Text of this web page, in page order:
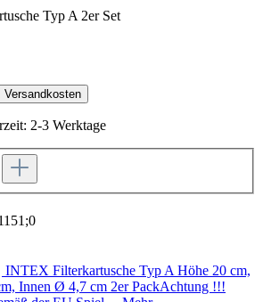
2-3 Werktage
INTEX Filterkartusche Typ A Höhe 20 cm,
Innen Ø 4,7 cm 2er PackAchtung !!!